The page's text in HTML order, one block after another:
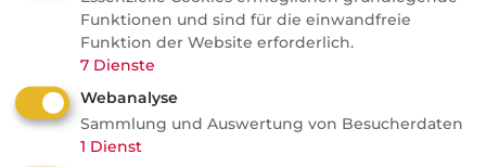
Französische Revolution
Politik
Anzeige
Funktionen und sind für die einwandfreie
Funktion der Website erforderlich.
7 Dienste
Webanalyse
Sammlung und Auswertung von Besucherdaten
1 Dienst